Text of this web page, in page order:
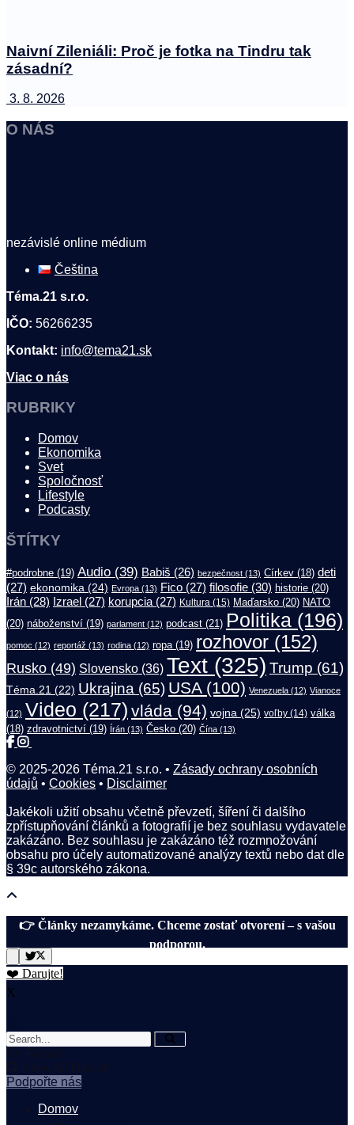
Naivní Zileniáli: Proč je fotka na Tindru tak
zásadní?
3. 8. 2026
O NÁS
nezávislé online médium
Čeština
Téma.21 s.r.o.
IČO: 56266235
Kontakt: info@tema21.sk
Viac o nás
RUBRIKY
Domov
Ekonomika
Svet
Spoločnosť
Lifestyle
Podcasty
ŠTÍTKY
#podrobne (19) Audio (39) Babiš (26) bezpečnost (13) Církev (18) deti
(27) ekonomika (24) Evropa (13) Fico (27) filosofie (30) historie (20)
Irán (28) Izrael (27) korupcia (27) Kultura (15) Maďarsko (20) NATO
(20) náboženství (19) parlament (12) podcast (21) Politika (196)
pomoc (12) reportáž (13) rodina (12) ropa (19) rozhovor (152)
Rusko (49) Slovensko (36) Text (325) Trump (61)
Téma.21 (22) Ukrajina (65) USA(100) Venezuela (12) Vianoce
(12) Video (217) vláda (94) vojna (25) voľby (14) válka
(18) zdravotnictví (19) Írán (13) Česko (20) Čína (13)
© 2025-2026 Téma.21 s.r.o. • Zásady ochrany osobních
údajů • Cookies • Disclaimer
Jakékoli užití obsahu včetně převzetí, šíření či dalšího
zpřístupňování článků a fotografií je bez souhlasu vydavatele
zakázáno. Bez souhlasu je zakázáno též rozmnožování
obsahu pro účely automatizované analýzy textů nebo dat dle
§ 39c autorského zákona.
👉 Články nezamykáme. Chceme zostať otvorení – s vašou
podporou.
❤️ Darujte!
X
Podpořte nás
Domov